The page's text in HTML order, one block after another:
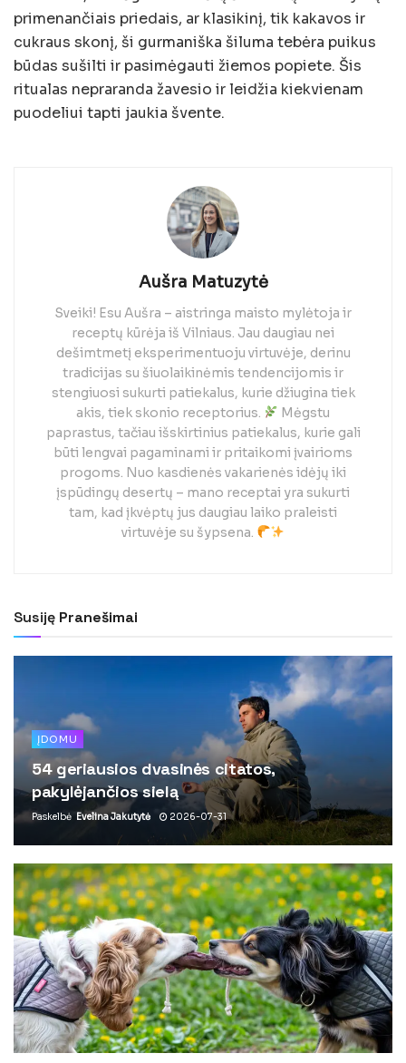
primenančiais priedais, ar klasikinį, tik kakavos ir
cukraus skonį, ši gurmaniška šiluma tebėra puikus
būdas sušilti ir pasimėgauti žiemos popiete. Šis
ritualas nepraranda žavesio ir leidžia kiekvienam
puodeliui tapti jaukia švente.
Aušra Matuzytė
Sveiki! Esu Aušra – aistringa maisto mylėtoja ir
receptų kūrėja iš Vilniaus. Jau daugiau nei
dešimtmetį eksperimentuoju virtuvėje, derinu
tradicijas su šiuolaikinėmis tendencijomis ir
stengiuosi sukurti patiekalus, kurie džiugina tiek
akis, tiek skonio receptorius.
Mėgstu
paprastus, tačiau išskirtinius patiekalus, kurie gali
būti lengvai pagaminami ir pritaikomi įvairioms
progoms. Nuo kasdienės vakarienės idėjų iki
įspūdingų desertų – mano receptai yra sukurti
tam, kad įkvėptų jus daugiau laiko praleisti
virtuvėje su šypsena.
Susiję Pranešimai
ĮDOMU
54 geriausios dvasinės citatos,
pakylėjančios sielą
Paskelbė Evelina Jakutytė 2026-07-31